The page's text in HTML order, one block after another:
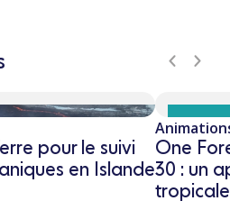
pour le suivi
en Islande
One
30 : un